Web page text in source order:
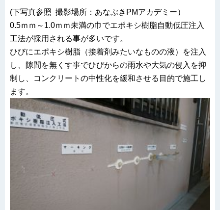
(下写真参照 撮影場所：あなぶきPMアカデミー）
0.5ｍｍ～1.0ｍｍ未満の巾でエポキシ樹脂自動低圧注入
工法が採用される事が多いです。
ひびにエポキシ樹脂（接着剤みたいなものの液）を注入
し、隙間を無くす事でひびからの雨水や大気の侵入を抑
制し、コンクリートの中性化を緩和させる目的で施工し
ます。